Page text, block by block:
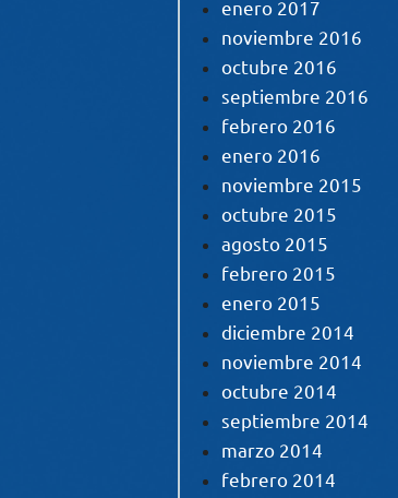
enero 2017
noviembre 2016
octubre 2016
septiembre 2016
febrero 2016
enero 2016
noviembre 2015
octubre 2015
agosto 2015
febrero 2015
enero 2015
diciembre 2014
noviembre 2014
octubre 2014
septiembre 2014
marzo 2014
febrero 2014